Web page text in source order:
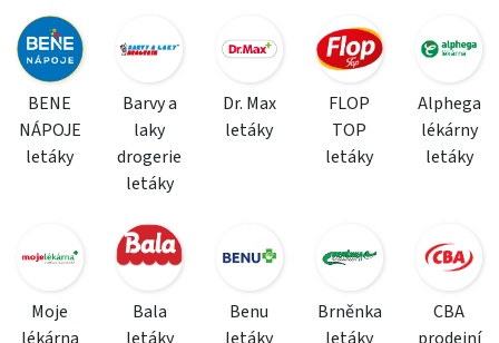
BENE
NÁPOJE
letáky
Barvy a
laky
drogerie
letáky
Dr. Max
letáky
FLOP
TOP
letáky
Alphega
lékárny
letáky
Moje
Bala
Benu
Brněnka
CBA